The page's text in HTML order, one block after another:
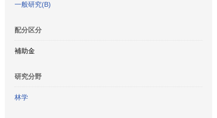
一般研究(B)
配分区分
補助金
研究分野
林学